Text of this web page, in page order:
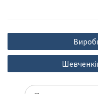
Навігація
записів
Шукати: